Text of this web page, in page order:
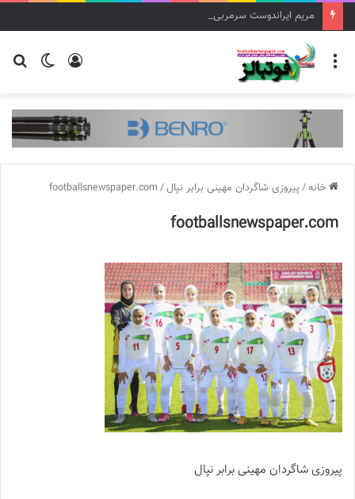
مریم ایراندوست سرمربی تیم فوتبال زنان استقلال شد
تغییر
ورود منو
خانه/پیروزی شاگردان مهینی برابر نپال/
footballsnewspaper.com
footballsnewspaper.com
پیروزی شاگردان مهینی برابر نپال